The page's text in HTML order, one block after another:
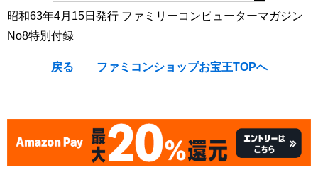
昭和63年4月15日発行 ファミリーコンピューターマガジン
No8特別付録
戻る ファミコンショップお宝王TOPへ